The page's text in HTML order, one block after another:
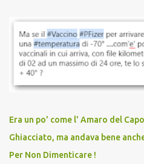
vaccinazione. Non avevamo mai
sconti, incentivi per vaccinarsi.
discriminazioni per coloro che non
vaccinato, nessuno aveva prima
persona cattiva. Non avevamo
vaccino usato per minacciare i
scuola. Non avevamo mai visto un
dodicenne di ignorare il consenso
che abbiamo elencato sopra...
Era un po' come l' Amaro del
Ghiacciato, ma andava bene
Per Non Dimenticare !